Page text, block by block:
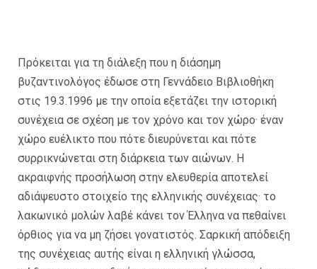
Πρόκειται για τη διάλεξη που η διάσημη
βυζαντινολόγος έδωσε στη Γεννάδειο Βιβλιοθήκη
στις 19.3.1996 με την οποία εξετάζει την ιστορική
συνέχεια σε σχέση με τον χρόνο και τον χώρο· έναν
χώρο ευέλικτο που πότε διευρύνεται και πότε
συρρικνώνεται στη διάρκεια των αιώνων. Η
ακραιφνής προσήλωση στην ελευθερία αποτελεί
αδιάψευστο στοιχείο της ελληνικής συνέχειας· το
λακωνικό μολών λαβέ κάνει τον Έλληνα να πεθαίνει
όρθιος για να μη ζήσει γονατιστός. Σαρκική απόδειξη
της συνέχειας αυτής είναι η ελληνική γλώσσα,